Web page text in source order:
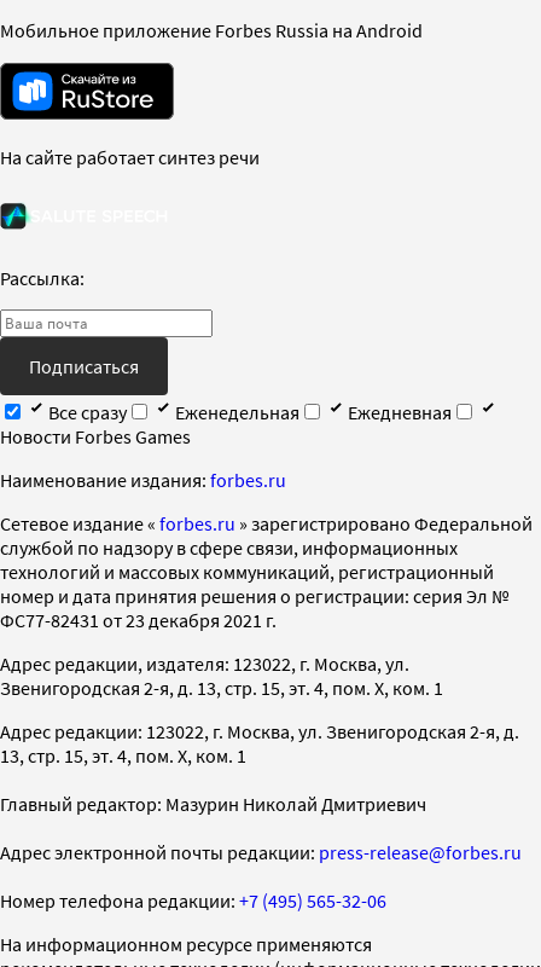
Мобильное приложение Forbes Russia на Android
На сайте работает синтез речи
Рассылка:
Подписаться
Все сразу
Еженедельная
Ежедневная
Новости Forbes Games
Наименование издания: forbes.ru
Cетевое издание « forbes.ru » зарегистрировано Федеральной
службой по надзору в сфере связи, информационных
технологий и массовых коммуникаций, регистрационный
номер и дата принятия решения о регистрации: серия Эл №
ФС77-82431 от 23 декабря 2021 г.
Адрес редакции, издателя: 123022, г. Москва, ул.
Звенигородская 2-я, д. 13, стр. 15, эт. 4, пом. X, ком. 1
Адрес редакции: 123022, г. Москва, ул. Звенигородская 2-я, д.
13, стр. 15, эт. 4, пом. X, ком. 1
Главный редактор: Мазурин Николай Дмитриевич
Адрес электронной почты редакции: press-release@forbes.ru
Номер телефона редакции: +7 (495) 565-32-06
На информационном ресурсе применяются